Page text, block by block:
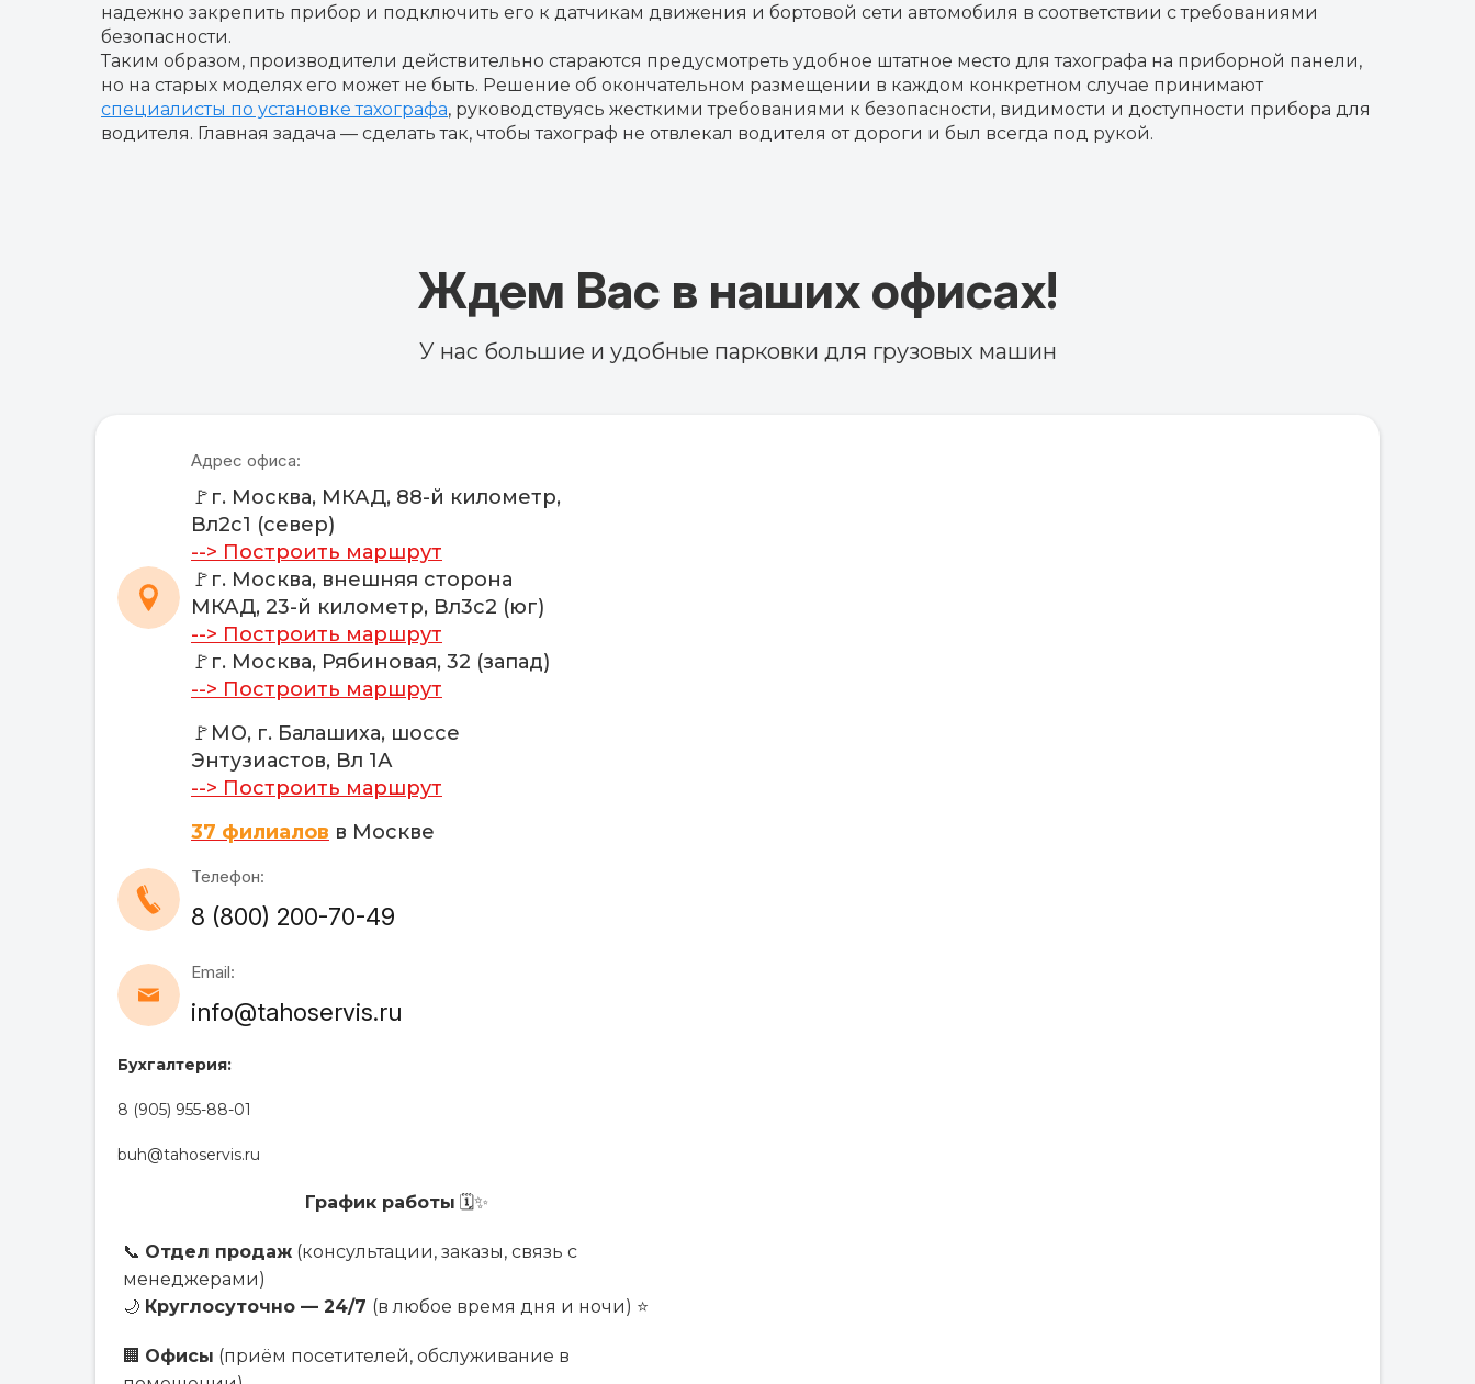
надежно закрепить прибор и подключить его к датчикам движения и бортовой сети автомобиля в соответствии с требованиями
безопасности.
Таким образом, производители действительно стараются предусмотреть удобное штатное место для тахографа на приборной панели,
но на старых моделях его может не быть. Решение об окончательном размещении в каждом конкретном случае принимают
специалисты по установке тахографа, руководствуясь жесткими требованиями к безопасности, видимости и доступности прибора для
водителя. Главная задача — сделать так, чтобы тахограф не отвлекал водителя от дороги и был всегда под рукой.
Ждем Вас в наших офисах!
У нас большие и удобные парковки для грузовых машин
Адрес офиса:
🚩г. Москва, МКАД, 88-й километр,
Вл2с1 (север)
--> Построить маршрут
🚩г. Москва, внешняя сторона
МКАД, 23-й километр, Вл3с2 (юг)
--> Построить маршрут
🚩г. Москва, Рябиновая, 32 (запад)
--> Построить маршрут
🚩МО, г. Балашиха, шоссе
Энтузиастов, Вл 1А
--> Построить маршрут
37 филиалов в Москве
Телефон:
8 (800) 200-70-49
Email:
info@tahoservis.ru
Бухгалтерия:
8 (905) 955-88-01
buh@tahoservis.ru
График работы 🗓️✨
📞 Отдел продаж (консультации, заказы, связь с
менеджерами)
🌙 Круглосуточно — 24/7 (в любое время дня и ночи) ⭐
🏢 Офисы (приём посетителей, обслуживание в